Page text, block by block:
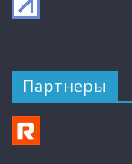
Партнеры